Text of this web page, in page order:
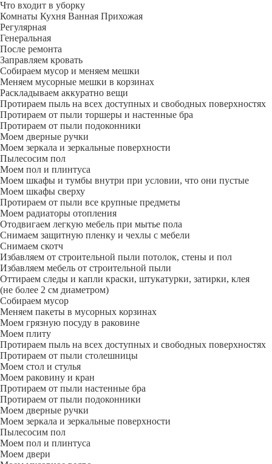
Что входит в уборку
Регу­лярная
Гене­ральная
После ремонта
Заправляем кровать
Собираем мусор и меняем мешки
Меняем мусорные мешки в корзинах
Раскладываем аккуратно вещи
Протираем пыль на всех доступных и свободных поверхностях
Протираем от пыли торшеры и настенные бра
Протираем от пыли подоконники
Моем дверные ручки
Моем зеркала и зеркальные поверхности
Пылесосим пол
Моем пол и плинтуса
Моем шкафы и тумбы внутри при условии, что они пустые
Моем шкафы сверху
Протираем от пыли все крупные предметы
Моем радиаторы отопления
Отодвигаем легкую мебель при мытье пола
Снимаем защитную пленку и чехлы с мебели
Снимаем скотч
Избавляем от строительной пыли потолок, стены и пол
Избавляем мебель от строительной пыли
Оттираем следы и капли краски, штукатурки, затирки, клея
(не более 2 см диаметром)
Собираем мусор
Меняем пакеты в мусорных корзинах
Моем грязную посуду в раковине
Моем плиту
Протираем пыль на всех доступных и свободных поверхностях
Протираем от пыли столешницы
Моем стол и стулья
Моем раковину и кран
Протираем от пыли настенные бра
Протираем от пыли подоконники
Моем дверные ручки
Моем зеркала и зеркальные поверхности
Пылесосим пол
Моем пол и плинтуса
Моем двери